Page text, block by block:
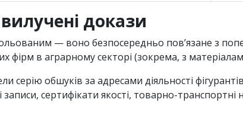
докази
— воно безпосередньо пов’язане з
фірм в аграрному секторі (зокрема, з
серію обшуків за адресами діяльності
сертифікати якості, товарно-транспортні